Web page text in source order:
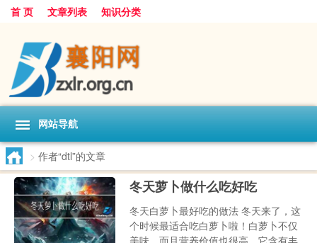
首 页 文章列表 知识分类
网站导航
> 作者“dtl”的文章
冬天萝卜做什么吃好吃
冬天白萝卜最好吃的做法 冬天来了，这
个时候最适合吃白萝卜啦！白萝卜不仅